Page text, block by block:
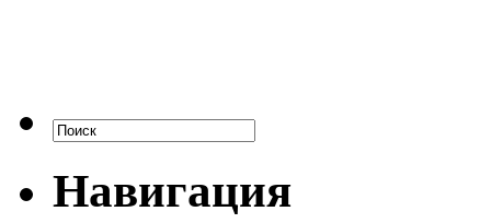
Навигация